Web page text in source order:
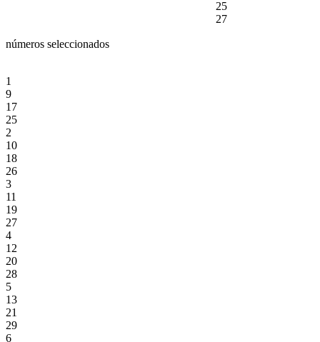
25
27
números seleccionados
1
9
17
25
2
10
18
26
3
11
19
27
4
12
20
28
5
13
21
29
6